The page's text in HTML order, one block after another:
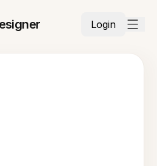
Login